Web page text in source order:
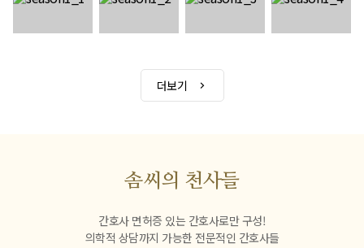
더보기
솜씨의 천사들
간호사 면허증 있는 간호사로만 구성!
의학적 상담까지 가능한 전문적인 간호사들